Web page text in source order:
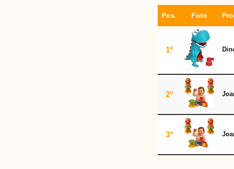
Pos. Foto
1º
2º
3º